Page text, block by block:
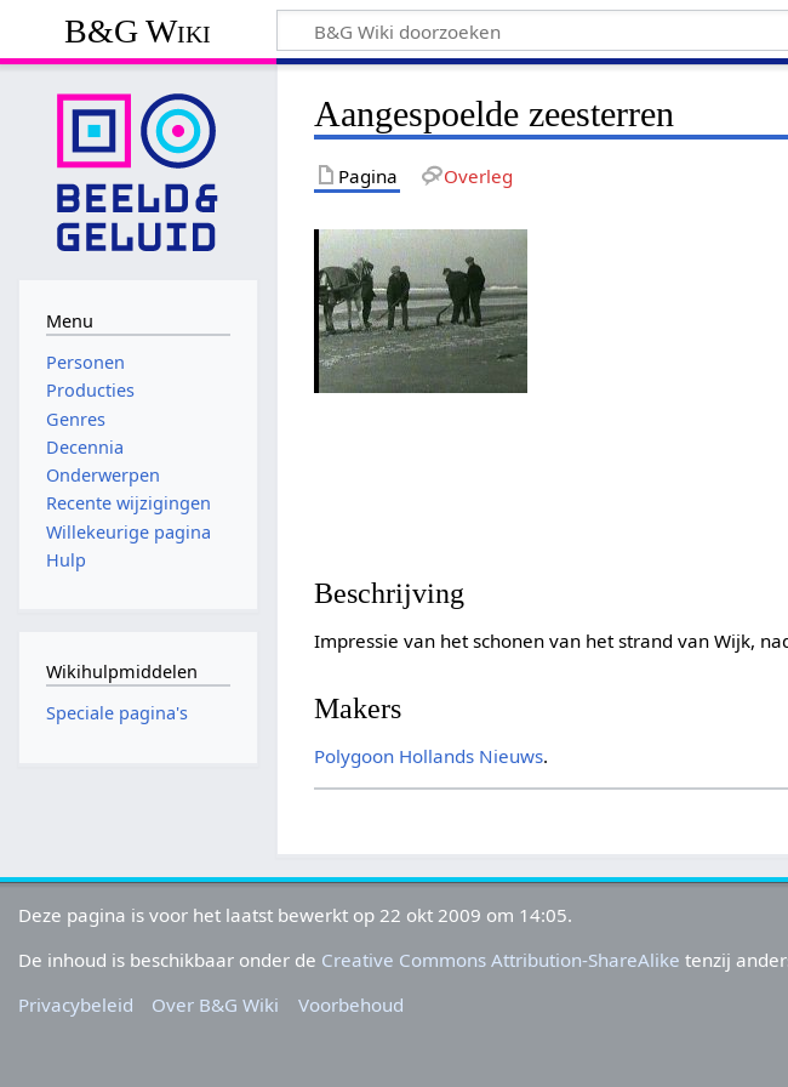
B&G Wiki
Aangespoelde zeesterren
Pagina Overleg
Beschrijving
Impressie van het schonen van het strand van Wijk,
Makers
Polygoon Hollands Nieuws.
Menu
Personen
Producties
Genres
Decennia
Onderwerpen
Recente wijzigingen
Willekeurige pagina
Hulp
Wikihulpmiddelen
Speciale pagina's
Deze pagina is voor het laatst bewerkt op 22 okt 2009 om 14:05.
De inhoud is beschikbaar onder de Creative Commons Attribution-ShareAlike tenzij
Privacybeleid
Over B&G Wiki Voorbehoud